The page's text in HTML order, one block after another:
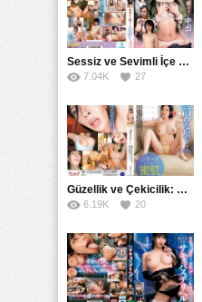
Sessiz ve Sevimli İçe Dönükler İçin Kremalı Pastalar: 后藤えmi ve KTRA’nın Özel Tarifesi
7.04K 27
Güzellik ve Çekicilik: Bir İşyeri Kadininin Hikayesi
6.19K 20